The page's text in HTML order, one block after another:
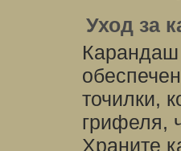
Уход за
Карандаш
точилки,
грифеля,
Храните